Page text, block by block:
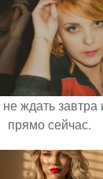
ждать завтра
прямо сейчас.